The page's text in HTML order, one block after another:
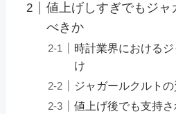
値上げしすぎでもジャ
べきか
時計業界における
け
ジャガールクルト
値上げ後でも支持